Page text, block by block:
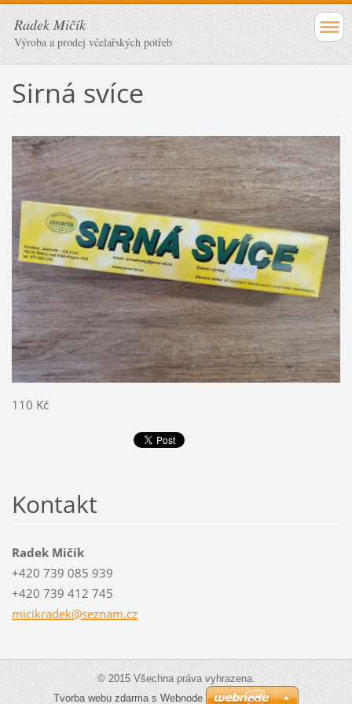
Radek Mičík
Výroba a prodej včelařských potřeb
Sirná svíce
110 Kč
Kontakt
Radek Mičík
+420 739 085 939
+420 739 412 745
micikradek@seznam.cz
© 2015 Všechna práva vyhrazena.
Tvorba webu zdarma s Webnode